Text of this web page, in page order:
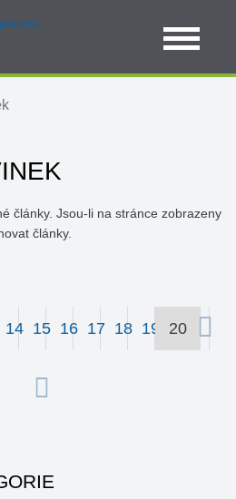
články. Jsou-li na stránce zobrazeny
články.
14 15 16 17 18 19 20